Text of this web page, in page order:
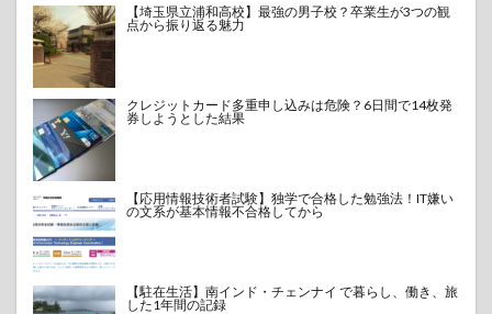
【埼玉県立浦和高校】最強の男子校？卒業生が3つの観
点から振り返る魅力
クレジットカード多重申し込みは危険？6日間で14枚発
券しようとした結果
【応用情報技術者試験】独学で合格した勉強法！IT嫌い
の文系が基本情報不合格してから
【駐在生活】南インド・チェンナイ で暮らし、働き、旅
した1年間の記録